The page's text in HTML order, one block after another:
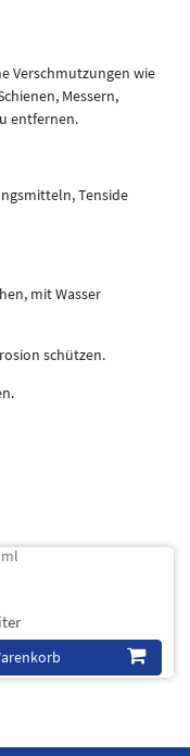
Verschmutzungen wie
Messern,
entfernen.
Tenside
mit Wasser
schützen.